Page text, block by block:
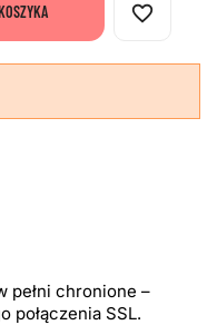
favorite_border
pełni chronione –
połączenia SSL.